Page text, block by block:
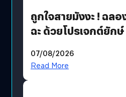
ถูกใจสายมังงะ ! ฉลอ
ฉะ ด้วยโปรเจกต์ยักษ์
มีภาษาไทยด้วย
07/08/2026
Read More